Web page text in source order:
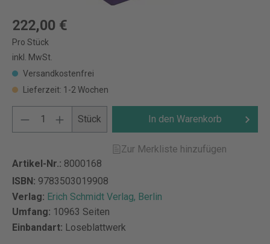
222,00 €
Pro Stück
inkl. MwSt.
Versandkostenfrei
Lieferzeit: 1-2 Wochen
Stück In den Warenkorb
Zur Merkliste hinzufügen
Artikel-Nr.: 8000168
ISBN: 9783503019908
Verlag: Erich Schmidt Verlag, Berlin
Umfang: 10963 Seiten
Einbandart: Loseblattwerk